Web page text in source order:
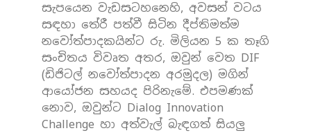
සැපයෙන වැඩසටහනෙහි, අවසන් වටය
සඳහා තේරී පත්වී සිටින දීප්තිමත්ම
නවෝත්පාදකයින්ට රු. මිලියන 5 ක තෑගි
සංචිතය විවෘත අතර, ඔවුන් වෙත DIF
(ඩිජිටල් නවෝත්පාදන අරමුදල) මගින්
ආයෝජන සහයද පිරිනැමේ. එපමණක්
නොව, ඔවුන්ට Dialog Innovation
Challenge හා අත්වැල් බැඳගත් සියලු